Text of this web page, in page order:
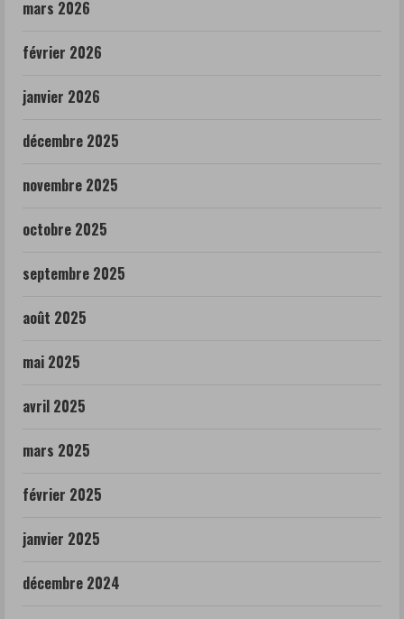
mars 2026
février 2026
janvier 2026
décembre 2025
novembre 2025
octobre 2025
septembre 2025
août 2025
mai 2025
avril 2025
mars 2025
février 2025
janvier 2025
décembre 2024